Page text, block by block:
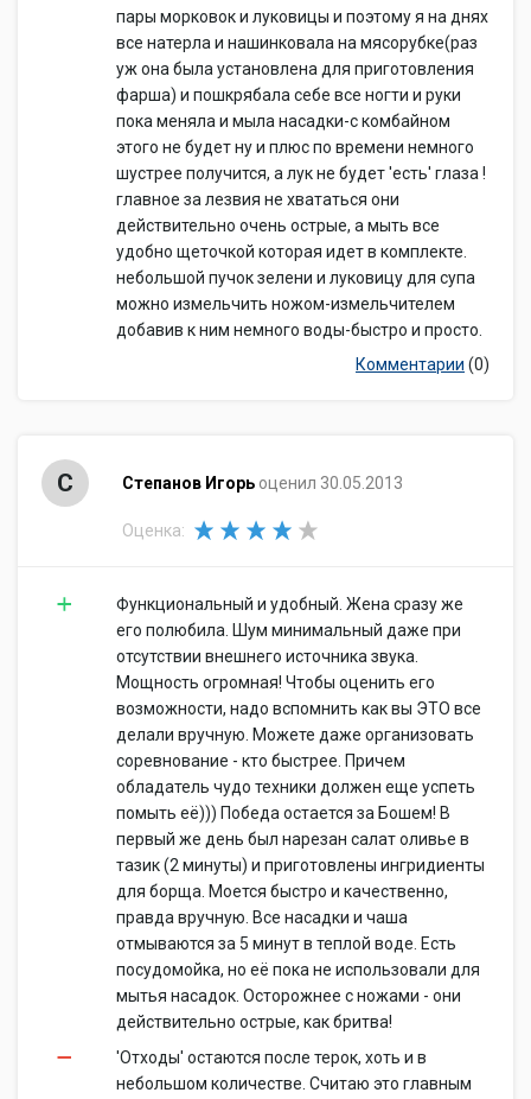
пары морковок и луковицы и поэтому я на днях
все натерла и нашинковала на мясорубке(раз
уж она была установлена для приготовления
фарша) и пошкрябала себе все ногти и руки
пока меняла и мыла насадки-с комбайном
этого не будет ну и плюс по времени немного
шустрее получится, а лук не будет 'есть' глаза !
главное за лезвия не хвататься они
действительно очень острые, а мыть все
удобно щеточкой которая идет в комплекте.
небольшой пучок зелени и луковицу для супа
можно измельчить ножом-измельчителем
добавив к ним немного воды-быстро и просто.
Комментарии (0)
С Степанов Игорь оценил 30.05.2013
Оценка:
Функциональный и удобный. Жена сразу же
его полюбила. Шум минимальный даже при
отсутствии внешнего источника звука.
Мощность огромная! Чтобы оценить его
возможности, надо вспомнить как вы ЭТО все
делали вручную. Можете даже организовать
соревнование - кто быстрее. Причем
обладатель чудо техники должен еще успеть
помыть её))) Победа остается за Бошем! В
первый же день был нарезан салат оливье в
тазик (2 минуты) и приготовлены ингридиенты
для борща. Моется быстро и качественно,
правда вручную. Все насадки и чаша
отмываются за 5 минут в теплой воде. Есть
посудомойка, но её пока не использовали для
мытья насадок. Осторожнее с ножами - они
действительно острые, как бритва!
'Отходы' остаются после терок, хоть и в
небольшом количестве. Считаю это главным